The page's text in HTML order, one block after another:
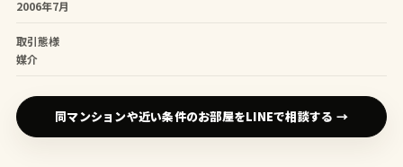
2006年7月
取引態様
媒介
同マンションや近い条件のお部屋をLINEで相談する →